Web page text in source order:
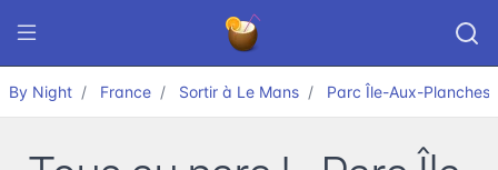
By Night France Sortir à Le Mans Parc Île-Aux-Planches